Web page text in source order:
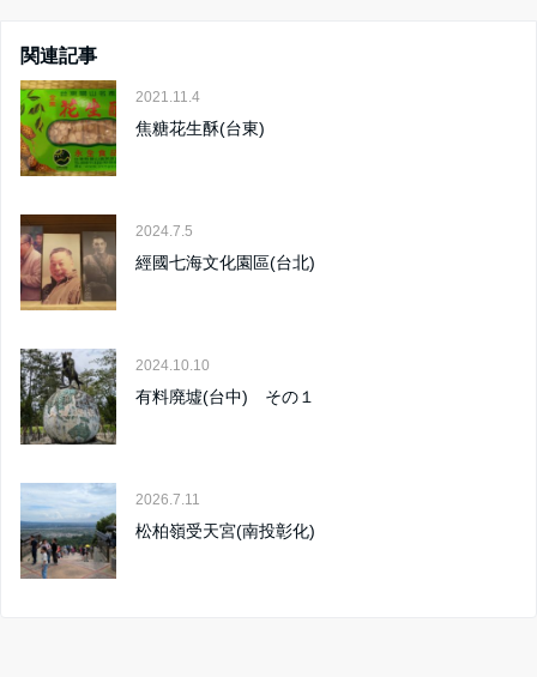
関連記事
2021.11.4
焦糖花生酥(台東)
2024.7.5
經國七海文化園區(台北)
2024.10.10
有料廃墟(台中) その１
2026.7.11
松柏嶺受天宮(南投彰化)